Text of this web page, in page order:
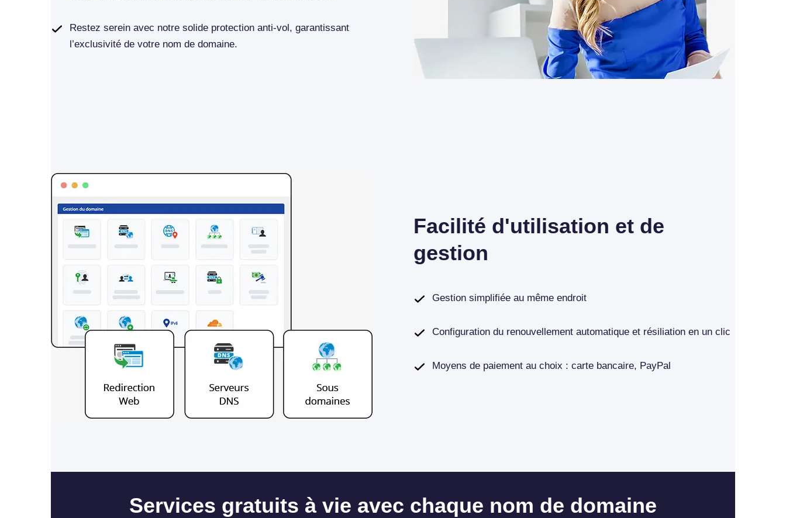
Restez serein avec notre solide protection anti-vol, garantissant
l’exclusivité de votre nom de domaine.
Facilité d'utilisation et de
gestion
Gestion simplifiée au même endroit
Configuration du renouvellement automatique et résiliation en un clic
Moyens de paiement au choix : carte bancaire, PayPal
Services gratuits à vie avec chaque nom de domaine